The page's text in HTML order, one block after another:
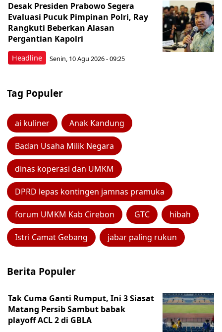
Headline
Desak Presiden Prabowo Segera
Evaluasi Pucuk Pimpinan Polri, Ray
Rangkuti Beberkan Alasan
Pergantian Kapolri
Senin, 10 Agu 2026 - 09:25
Tag Populer
ai kuliner Anak Kandung
Badan Usaha Milik Negara
dinas koperasi dan UMKM
DPRD lepas kontingen jamnas pramuka
forum UMKM Kab Cirebon GTC hibah
Istri Camat Gebang jabar paling rukun
Berita Populer
Tak Cuma Ganti Rumput, Ini 3 Siasat
Matang Persib Sambut babak
playoff ACL 2 di GBLA